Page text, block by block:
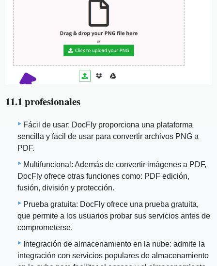
11.1 profesionales
Fácil de usar: DocFly proporciona una plataforma
sencilla y fácil de usar para convertir archivos PNG a
PDF.
Multifuncional: Además de convertir imágenes a PDF,
DocFly ofrece otras funciones como: PDF edición,
fusión, división y protección.
Prueba gratuita: DocFly ofrece una prueba gratuita,
que permite a los usuarios probar sus servicios antes de
comprometerse.
Integración de almacenamiento en la nube: admite la
integración con servicios populares de almacenamiento